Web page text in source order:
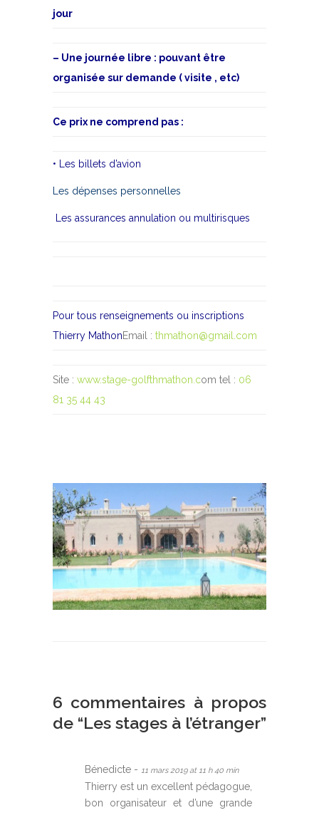
jour
– Une journée libre : pouvant être
organisée sur demande ( visite , etc)
Ce prix ne comprend pas :
• Les billets d’avion
Les dépenses personnelles
Les assurances annulation ou multirisques
Pour tous renseignements ou inscriptions
Thierry MathonEmail : thmathon@gmail.com
Site : www.stage-golfthmathon.com tel : 06
81 35 44 43
6 commentaires à propos
de “Les stages à l’étranger”
Bénedicte - 11 mars 2019 at 11 h 40 min
Thierry est un excellent pédagogue,
bon organisateur et d’une grande